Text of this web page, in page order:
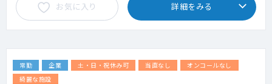
お気に入り 詳細をみる
常勤 企業 土・日・祝休み可 当直なし
オンコールなし
綺麗な施設